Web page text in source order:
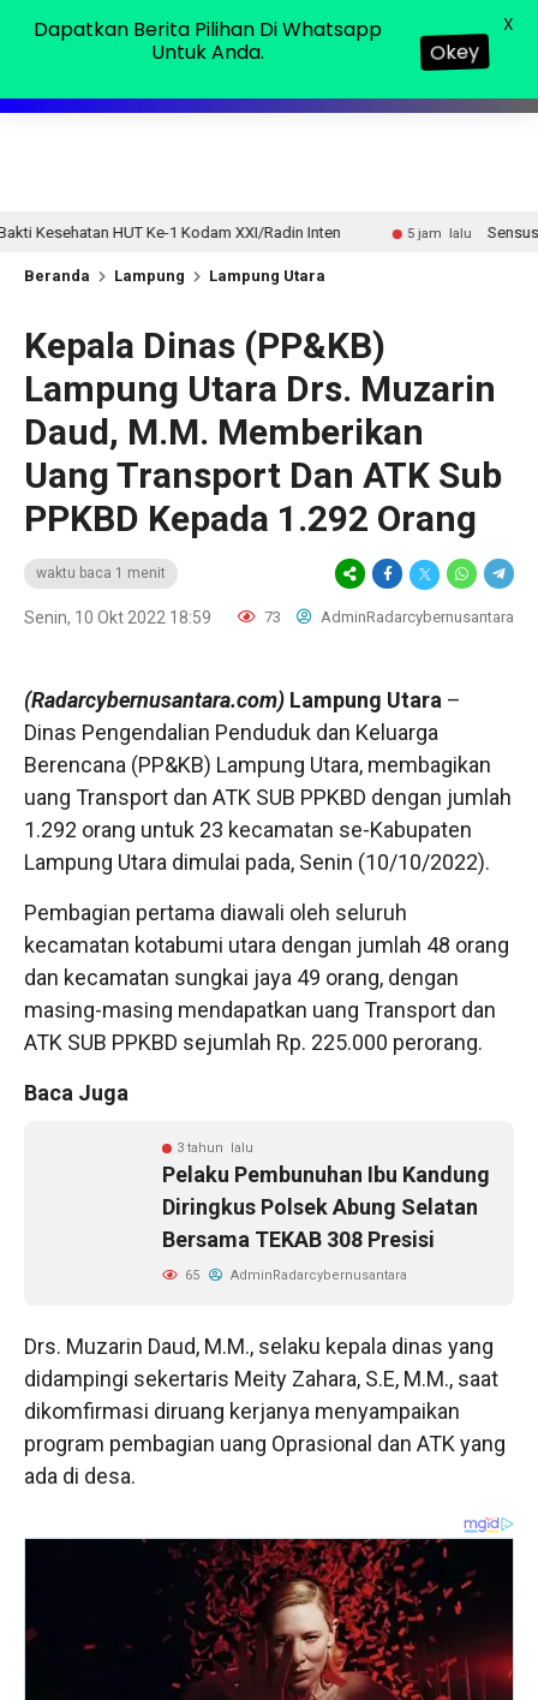
Kodam XXI/Radin Inten 5 jam lalu Sensus Ekonomi 2026,
Beranda Lampung Lampung Utara
Kepala Dinas (PP&KB)
Lampung Utara Drs. Muzarin
Daud, M.M. Memberikan
Uang Transport Dan ATK Sub
PPKBD Kepada 1.292 Orang
waktu baca 1 menit
Senin, 10 Okt 2022 18:59 73 AdminRadarcybernusantara
(Radarcybernusantara.com) Lampung Utara –
Dinas Pengendalian Penduduk dan Keluarga
Berencana (PP&KB) Lampung Utara, membagikan
uang Transport dan ATK SUB PPKBD dengan jumlah
1.292 orang untuk 23 kecamatan se-Kabupaten
Lampung Utara dimulai pada, Senin (10/10/2022).
Pembagian pertama diawali oleh seluruh
kecamatan kotabumi utara dengan jumlah 48 orang
dan kecamatan sungkai jaya 49 orang, dengan
masing-masing mendapatkan uang Transport dan
ATK SUB PPKBD sejumlah Rp. 225.000 perorang.
Baca Juga
3 tahun lalu
Pelaku Pembunuhan Ibu Kandung
Diringkus Polsek Abung Selatan
Bersama TEKAB 308 Presisi
65 AdminRadarcybernusantara
Drs. Muzarin Daud, M.M., selaku kepala dinas yang
didampingi sekertaris Meity Zahara, S.E, M.M., saat
dikomfirmasi diruang kerjanya menyampaikan
program pembagian uang Oprasional dan ATK yang
ada di desa.
Dapatkan Berita Pilihan Di Whatsapp
Untuk Anda.
Okey
X